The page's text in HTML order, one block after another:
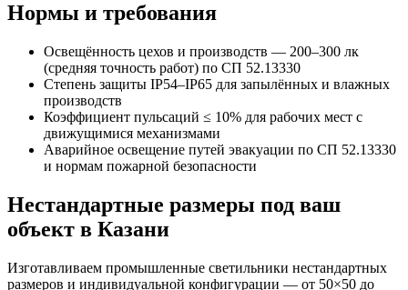
Нормы и требования
Освещённость цехов и производств — 200–300 лк
(средняя точность работ) по СП 52.13330
Степень защиты IP54–IP65 для запылённых и влажных
производств
Коэффициент пульсаций ≤ 10% для рабочих мест с
движущимися механизмами
Аварийное освещение путей эвакуации по СП 52.13330
и нормам пожарной безопасности
Нестандартные размеры под ваш
объект в Казани
Изготавливаем промышленные светильники нестандартных
размеров и индивидуальной конфигурации — от 50×50 до